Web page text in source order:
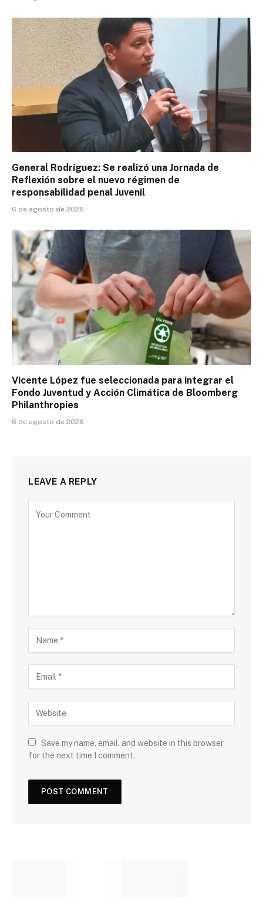
General Rodríguez: Se realizó una Jornada de
Reflexión sobre el nuevo régimen de
responsabilidad penal Juvenil
6 de agosto de 2026
Vicente López fue seleccionada para integrar el
Fondo Juventud y Acción Climática de Bloomberg
Philanthropies
6 de agosto de 2026
LEAVE A REPLY
Save my name, email, and website in this browser
for the next time I comment.